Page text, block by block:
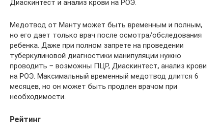
Диаскинтест и анализ крови на РОЭ.
Медотвод от Манту может быть временным и полным,
но его дает только врач после осмотра/обследования
ребенка. Даже при полном запрете на проведении
туберкулиновой диагностики манипуляции нужно
проводить – возможны ПЦР, Диаскинтест, анализ крови
на РОЭ. Максимальный временный медотвод длится 6
месяцев, но он может быть продлен врачом при
необходимости.
Рейтинг